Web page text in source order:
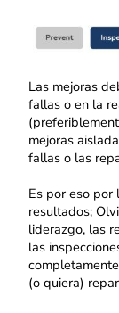
Las mejoras
fallas o en la
mejoras
fallas o las
Es por eso por
resultados;
liderazgo, las
las
(o quiera)